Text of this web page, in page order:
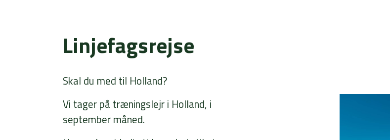
Linjefagsrejse
Skal du med til Holland?
Vi tager på træningslejr i Holland, i
september måned.